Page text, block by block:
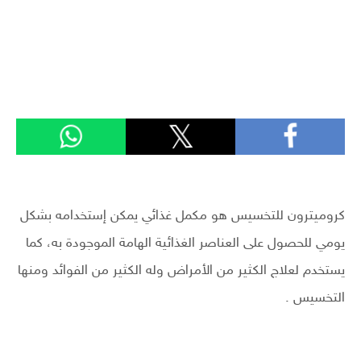
كروميترون للتخسيس هو مكمل غذائي يمكن إستخدامه بشكل
يومي للحصول على العناصر الغذائية الهامة الموجودة به، كما
يستخدم لعلاج الكثير من الأمراض وله الكثير من الفوائد ومنها
التخسيس .